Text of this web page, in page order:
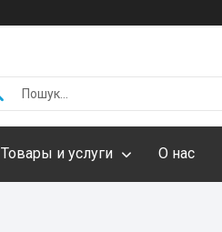
Товары и услуги О нас